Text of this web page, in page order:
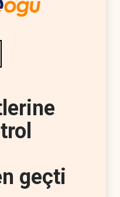
geçti